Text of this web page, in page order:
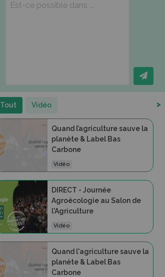
Tout Vidéo >
Quand l’agriculture sauve la
planète & Label Bas
Carbone
Vidéo
DIRECT - Journée
Agroécologie au Salon de
l'Agriculture
Vidéo
Quand l'agriculture sauve la
planète & Label Bas
Carbone